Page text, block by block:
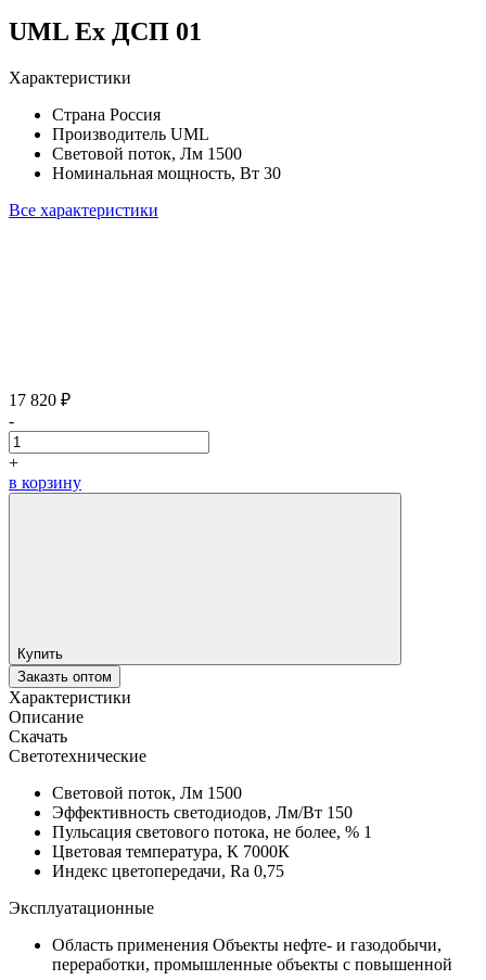
UML Ex ДСП 01
Характеристики
Страна Россия
Производитель UML
Световой поток, Лм 1500
Номинальная мощность, Вт 30
Все характеристики
17 820 ₽
-
+
в корзину
Купить
Заказть оптом
Характеристики
Описание
Скачать
Светотехнические
Световой поток, Лм 1500
Эффективность светодиодов, Лм/Вт 150
Пульсация светового потока, не более, % 1
Цветовая температура, К 7000К
Индекс цветопередачи, Ra 0,75
Эксплуатационные
Область применения Объекты нефте- и газодобычи,
переработки, промышленные объекты с повышенной